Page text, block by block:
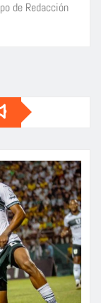
de Redacción